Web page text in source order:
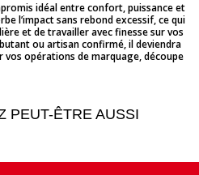
idéal entre confort, puissance et
l’impact sans rebond excessif, ce qui
et de travailler avec finesse sur vos
ou artisan confirmé, il deviendra
opérations de marquage, découpe
PEUT-ÊTRE AUSSI